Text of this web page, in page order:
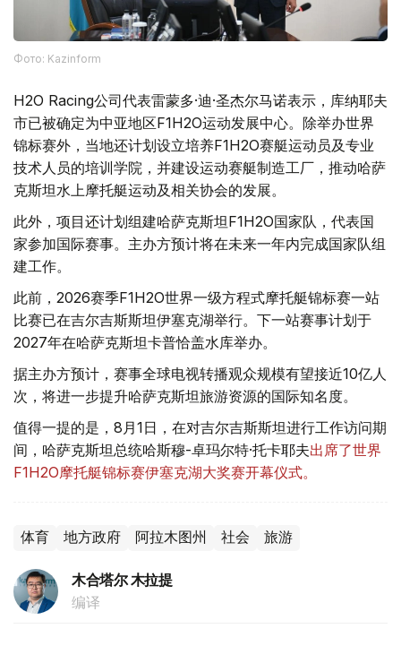
Фото: Kazinform
H2O Racing公司代表雷蒙多·迪·圣杰尔马诺表示，库纳耶夫
市已被确定为中亚地区F1H2O运动发展中心。除举办世界
锦标赛外，当地还计划设立培养F1H2O赛艇运动员及专业
技术人员的培训学院，并建设运动赛艇制造工厂，推动哈萨
克斯坦水上摩托艇运动及相关协会的发展。
此外，项目还计划组建哈萨克斯坦F1H2O国家队，代表国
家参加国际赛事。主办方预计将在未来一年内完成国家队组
建工作。
此前，2026赛季F1H2O世界一级方程式摩托艇锦标赛一站
比赛已在吉尔吉斯斯坦伊塞克湖举行。下一站赛事计划于
2027年在哈萨克斯坦卡普恰盖水库举办。
据主办方预计，赛事全球电视转播观众规模有望接近10亿人
次，将进一步提升哈萨克斯坦旅游资源的国际知名度。
值得一提的是，8月1日，在对吉尔吉斯斯坦进行工作访问期
间，哈萨克斯坦总统哈斯穆-卓玛尔特·托卡耶夫出席了世界
F1H2O摩托艇锦标赛伊塞克湖大奖赛开幕仪式。
体育 地方政府 阿拉木图州 社会 旅游
木合塔尔 木拉提
编译